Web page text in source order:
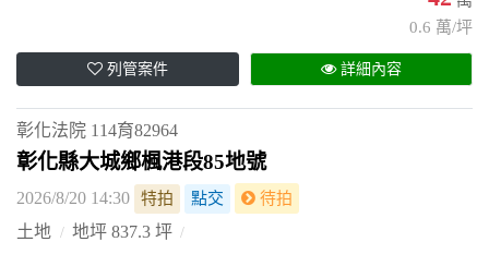
0.6 萬/坪
列管案件 詳細內容
彰化法院 114育82964
彰化縣大城鄉楓港段85地號
2026/8/20 14:30 特拍 點交 待拍
土地 地坪 837.3 坪